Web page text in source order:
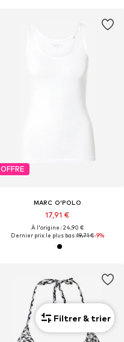
OFFRE
MARC O'POLO
17,91 €
À l'origine : 24,90 €
Dernier prix le plus bas :19,71 €-9%
Filtrer & trier